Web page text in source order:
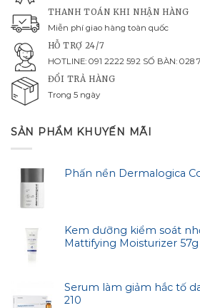
THANH TOÁN KHI NHẬN HÀNG
Miễn phí giao hàng toàn quốc
HỖ TRỢ 24/7
HOTLINE: 091 2222 592 SỐ BÀN: 028
ĐỔI TRẢ HÀNG
Trong 5 ngày
SẢN PHẨM KHUYẾN MÃI
Phấn nền Dermalogica
Kem dưỡng kiểm soát
Mattifying Moisturizer 57g
Serum làm giảm hắc tố
210